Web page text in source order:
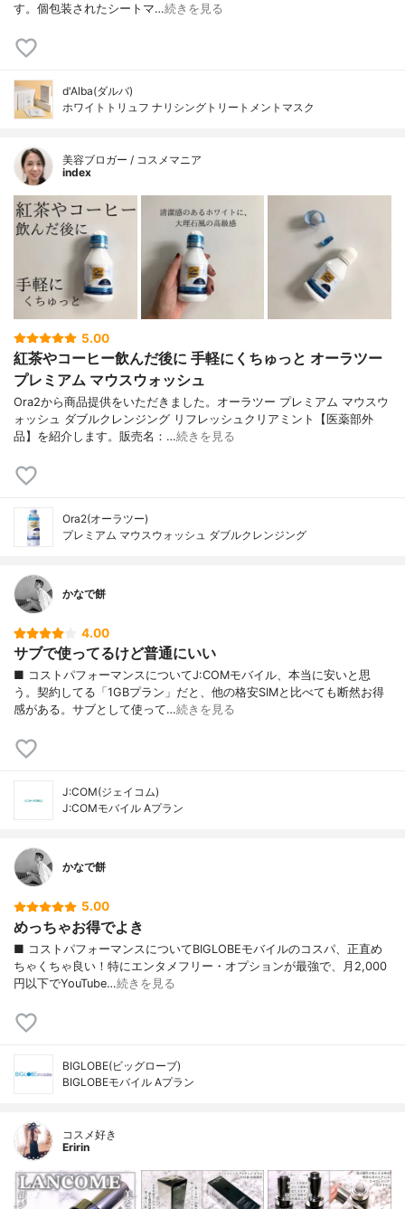
す。個包装されたシートマ…続きを見る
d'Alba(ダルバ)
ホワイトトリュフ ナリシングトリートメントマスク
美容ブロガー / コスメマニア
index
5.00
紅茶やコーヒー飲んだ後に 手軽にくちゅっと オーラツー
プレミアム マウスウォッシュ
Ora2から商品提供をいただきました。オーラツー プレミアム マウスウ
ォッシュ ダブルクレンジング リフレッシュクリアミント【医薬部外
品】を紹介します。販売名：…続きを見る
Ora2(オーラツー)
プレミアム マウスウォッシュ ダブルクレンジング
かなで餅
4.00
サブで使ってるけど普通にいい
■ コストパフォーマンスについてJ:COMモバイル、本当に安いと思
う。契約してる「1GBプラン」だと、他の格安SIMと比べても断然お得
感がある。サブとして使って…続きを見る
J:COM(ジェイコム)
J:COMモバイル Aプラン
かなで餅
5.00
めっちゃお得でよき
■ コストパフォーマンスについてBIGLOBEモバイルのコスパ、正直め
ちゃくちゃ良い！特にエンタメフリー・オプションが最強で、月2,000
円以下でYouTube…続きを見る
BIGLOBE(ビッグローブ)
BIGLOBEモバイル Aプラン
コスメ好き
Eririn